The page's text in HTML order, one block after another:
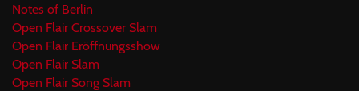
Notes of Berlin
Open Flair Crossover Slam
Open Flair Eröffnungsshow
Open Flair Slam
Open Flair Song Slam